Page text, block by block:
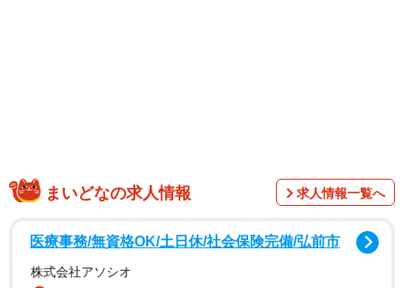
一刻を争う里親探しーー再び、心が動いた
まいどなの求人情報 求人情報一覧へ
医療事務/無資格OK/土日休/社会保険完備/弘前市
株式会社アソシオ